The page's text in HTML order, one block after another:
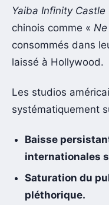
Yaiba Infinity Castle
chinois comme «
consommés dans
laissé à Hollywood.
Les studios
systématiquement
Baisse
internationales
Saturation du
pléthorique.